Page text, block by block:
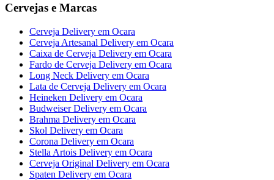
Cervejas e Marcas
Cerveja Delivery em Ocara
Cerveja Artesanal Delivery em Ocara
Caixa de Cerveja Delivery em Ocara
Fardo de Cerveja Delivery em Ocara
Long Neck Delivery em Ocara
Lata de Cerveja Delivery em Ocara
Heineken Delivery em Ocara
Budweiser Delivery em Ocara
Brahma Delivery em Ocara
Skol Delivery em Ocara
Corona Delivery em Ocara
Stella Artois Delivery em Ocara
Cerveja Original Delivery em Ocara
Spaten Delivery em Ocara